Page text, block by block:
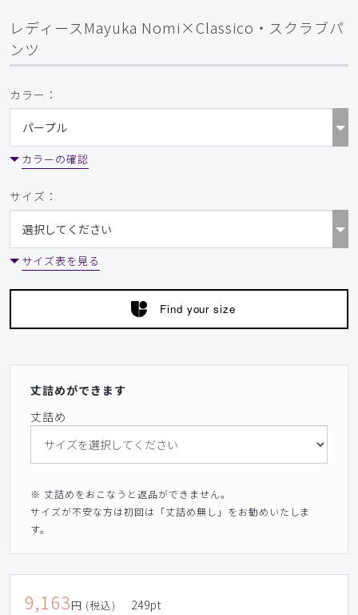
レディースMayuka Nomi×Classico・スクラブパ
ンツ
カラー：
カラーの確認
サイズ：
サイズ表を見る
Find your size
丈詰めができます
丈詰め
※ 丈詰めをおこなうと返品ができません。
サイズが不安な方は初回は「丈詰め無し」をお勧めいたしま
す。
9,163円 (税込) 249pt